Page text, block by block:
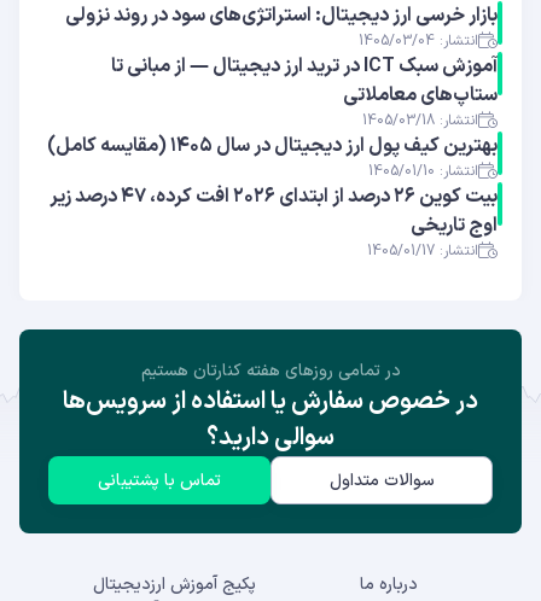
بازار خرسی ارز دیجیتال: استراتژی‌های سود در روند نزولی
انتشار: 1405/03/04
آموزش سبک ICT در ترید ارز دیجیتال — از مبانی تا
ستاپ‌های معاملاتی
انتشار: 1405/03/18
بهترین کیف پول ارز دیجیتال در سال ۱۴۰۵ (مقایسه کامل)
انتشار: 1405/01/10
بیت کوین ۲۶ درصد از ابتدای ۲۰۲۶ افت کرده، ۴۷ درصد زیر
اوج تاریخی
انتشار: 1405/01/17
در تمامی روز‌های هفته کنارتان هستیم
در خصوص سفارش یا استفاده از سرویس‌ها
سوالی دارید؟
سوالات متداول تماس با پشتیبانی
درباره ما
پکیج آموزش ارزدیجیتال